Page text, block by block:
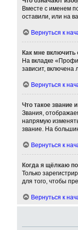
Вместе с именем
оставили, или на
Вернуться к
Как мне
На вкладке
зависит,
Вернуться к
Что такое звание
Звания,
напрямую
звание. На
Вернуться к
Когда я щёлкаю
Только
для того, чтобы
Вернуться к